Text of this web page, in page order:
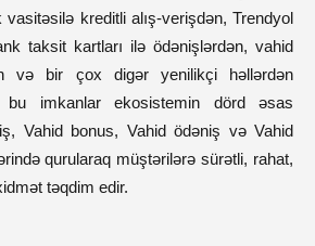
kreditli alış-verişdən, Trendyol
taksit kartları ilə ödənişlərdən, vahid
və bir çox digər yenilikçi həllərdən
bu imkanlar ekosistemin dörd əsas
Vahid bonus, Vahid ödəniş və Vahid
qurularaq müştərilərə sürətli, rahat,
təqdim edir.